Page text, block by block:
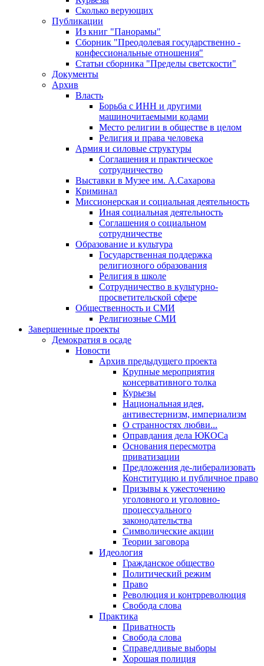
Сколько верующих
Публикации
Из книг "Панорамы"
Сборник "Преодолевая государственно -
конфессиональные отношения"
Статьи сборника "Пределы светскости"
Документы
Архив
Власть
Борьба с ИНН и другими
машиночитаемыми кодами
Место религии в обществе в целом
Религия и права человека
Армия и силовые структуры
Соглашения и практическое
сотрудничество
Выставки в Музее им. А.Сахарова
Криминал
Миссионерская и социальная деятельность
Иная социальная деятельность
Соглашения о социальном
сотрудничестве
Образование и культура
Государственная поддержка
религиозного образования
Религия в школе
Сотрудничество в культурно-
просветительской сфере
Общественность и СМИ
Религиозные СМИ
Завершенные проекты
Демократия в осаде
Новости
Архив предыдущего проекта
Крупные мероприятия
консервативного толка
Курьезы
Национальная идея,
антивестернизм, империализм
О странностях любви...
Оправдания дела ЮКОСа
Основания пересмотра
приватизации
Предложения де-либерализовать
Конституцию и публичное право
Призывы к ужесточению
уголовного и уголовно-
процессуального
законодательства
Символические акции
Теории заговора
Идеология
Гражданское общество
Политический режим
Право
Революция и контрреволюция
Свобода слова
Практика
Приватность
Свобода слова
Справедливые выборы
Хорошая полиция